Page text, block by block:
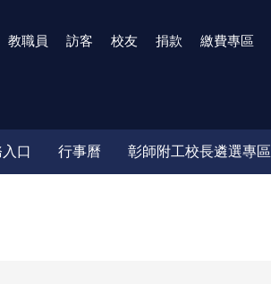
教職員 訪客 校友 捐款 繳費專區
口 行事曆 彰師附工校長遴選專區